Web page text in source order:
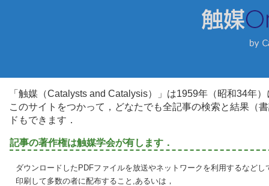
「触媒（Catalysts and Catalysis）」は1959年（昭和34年
このサイトをつかって，どなたでも全記事の検索と結果（
ドもできます．
記事の著作権は触媒学会が有します．
ダウンロードしたPDFファイルを放送やネットワークを利用するなど
印刷して多数の者に配布すること,あるいは，